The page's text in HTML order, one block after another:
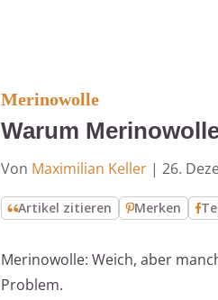
Merinowolle
Warum
Von Maximilian Keller | 26.
Artikel zitieren Merken
Merinowolle: Weich, aber
Problem.